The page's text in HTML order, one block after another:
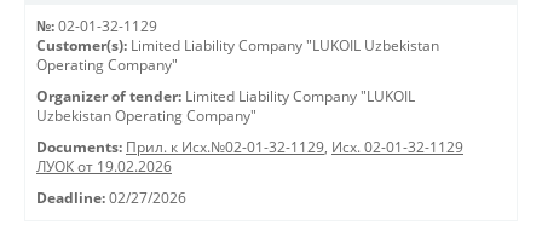
№: 02-01-32-1129
Customer(s): Limited Liability Company "LUKOIL Uzbekistan
Operating Company"
Organizer of tender: Limited Liability Company "LUKOIL
Uzbekistan Operating Company"
Documents: Прил. к Исх.№02-01-32-1129, Исх. 02-01-32-1129
ЛУОК от 19.02.2026
Deadline: 02/27/2026